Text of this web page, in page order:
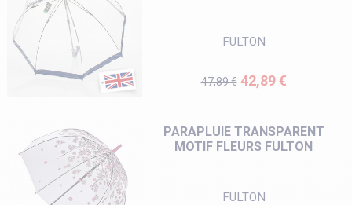
FULTON
Prix de base
47,89 € Prix
42,89 €
PARAPLUIE TRANSPARENT
MOTIF FLEURS FULTON
FULTON